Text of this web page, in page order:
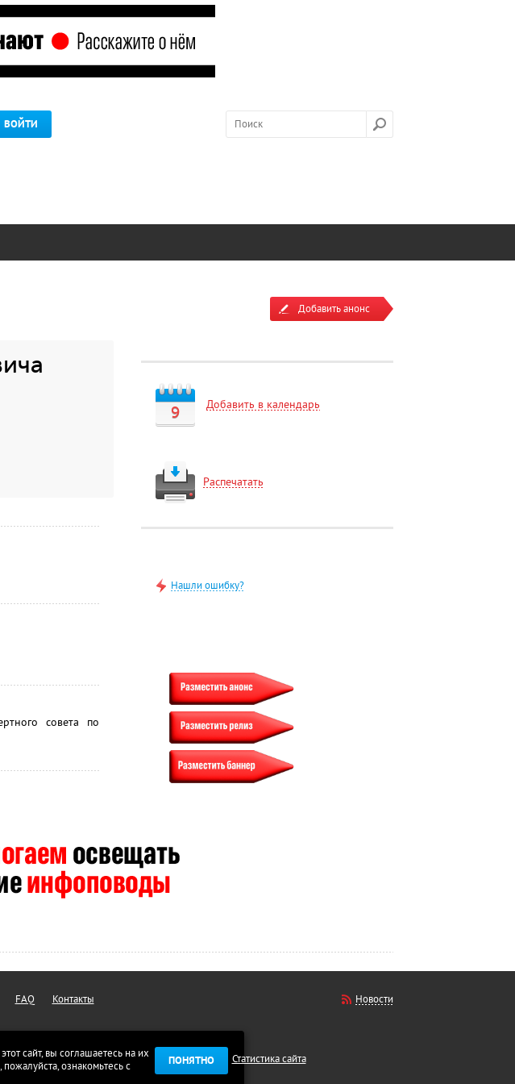
ВОЙТИ
совета по
Добавить анонс
9 Добавить в календарь
Распечатать
Нашли ошибку?
сайт, вы соглашаетесь на их
ознакомьтесь с
ПОНЯТНО
FAQ
Контакты
Новости
Статистика сайта